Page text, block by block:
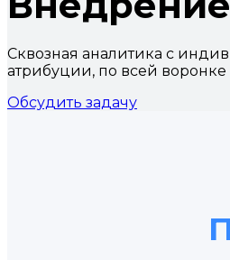
Сквозная аналитика с
атрибуции, по всей
Обсудить задачу